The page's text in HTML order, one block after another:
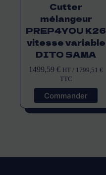
Cutter
mélangeur
PREP4YOU K26
vitesse variable
DITO SAMA
1499,59€ HT / 1799,51€
TTC
Commander